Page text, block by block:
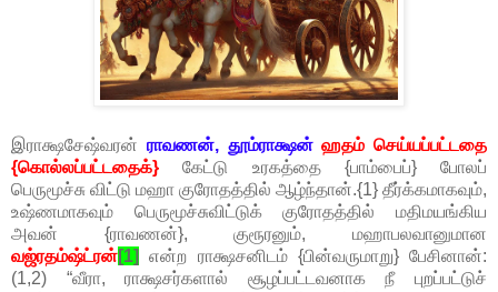
இராக்ஷசேஷ்வரன் ராவணன், தூம்ராக்ஷன் ஹதம் செய்யப்பட்டதை
{கொல்லப்பட்டதைக்} கேட்டு உரகத்தை {பாம்பைப்} போலப்
பெருமூச்சு விட்டு மஹா குரோதத்தில் ஆழ்ந்தான்.{1} தீர்க்கமாகவும்,
உஷ்ணமாகவும் பெருமூச்சுவிட்டுக் குரோதத்தில் மதிமயங்கிய
அவன் {ராவணன்}, குரூரனும், மஹாபலவானுமான
வஜ்ரதம்ஷ்ட்ரன்[1]
என்ற ராக்ஷசனிடம் {பின்வருமாறு} பேசினான்:
(1,2) “வீரா, ராக்ஷசர்களால் சூழப்பட்டவனாக நீ புறப்பட்டுச்